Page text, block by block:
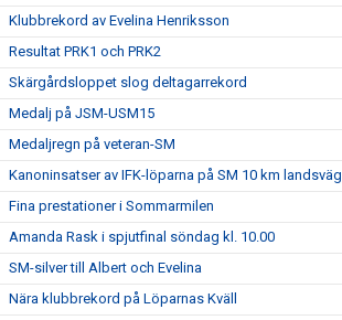
Klubbrekord av Evelina Henriksson
Resultat PRK1 och PRK2
Skärgårdsloppet slog deltagarrekord
Medalj på JSM-USM15
Medaljregn på veteran-SM
Kanoninsatser av IFK-löparna på SM 10 km landsväg
Fina prestationer i Sommarmilen
Amanda Rask i spjutfinal söndag kl. 10.00
SM-silver till Albert och Evelina
Nära klubbrekord på Löparnas Kväll